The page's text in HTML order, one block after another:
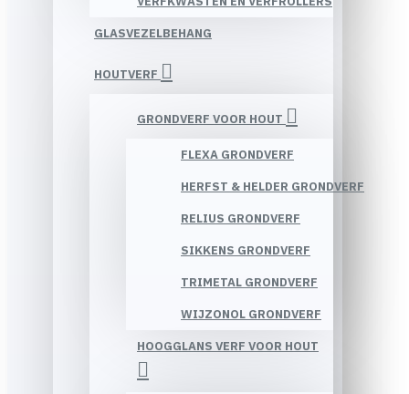
GLASVEZELBEHANG
HOUTVERF
GRONDVERF VOOR HOUT
FLEXA GRONDVERF
HERFST & HELDER GRONDVERF
RELIUS GRONDVERF
SIKKENS GRONDVERF
TRIMETAL GRONDVERF
WIJZONOL GRONDVERF
HOOGGLANS VERF VOOR HOUT